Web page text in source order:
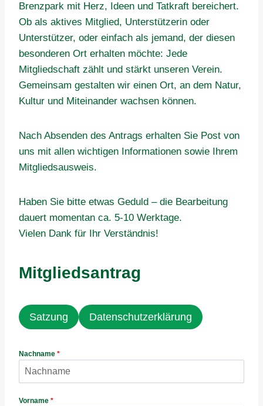
Brenzpark mit Herz, Ideen und Tatkraft bereichert.
Ob als aktives Mitglied, Unterstützerin oder
Unterstützer, oder einfach als jemand, der diesen
besonderen Ort erhalten möchte: Jede
Mitgliedschaft zählt und stärkt unseren Verein.
Gemeinsam gestalten wir einen Ort, an dem Natur,
Kultur und Miteinander wachsen können.
Nach Absenden des Antrags erhalten Sie Post von
uns mit allen wichtigen Informationen sowie Ihrem
Mitgliedsausweis.
Haben Sie bitte etwas Geduld – die Bearbeitung
dauert momentan ca. 5-10 Werktage.
Vielen Dank für Ihr Verständnis!
Mitgliedsantrag
Satzung Datenschutzerklärung
Nachname *
Vorname *